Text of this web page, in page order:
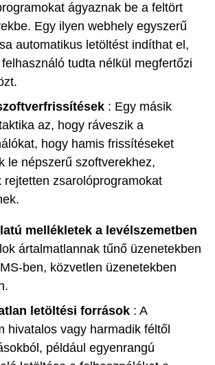
ágyaznak be a feltört
Egy ilyen webhely egyszerű
automatikus letöltést indíthat el,
tudta nélkül megfertőzi
: Egy másik
az, hogy ráveszik a
hogy hamis frissítéseket
le népszerű szoftverekhez,
rejtetten zsarolóprogramokat
mellékletek a levélszemetben
ártalmatlannak tűnő üzenetekben
ben, közvetlen üzenetekben
letöltési források : A
hivatalos vagy harmadik féltől
például egyenrangú